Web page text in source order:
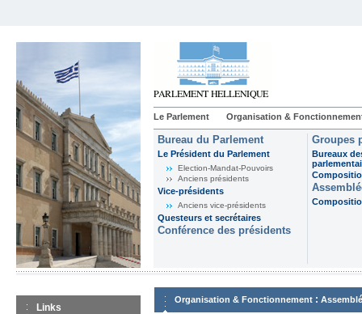
Le Parlement Organisation &
Bureau du Parlement
Le Président du Parlement
Election-Mandat-Pouvoirs
Anciens présidents
Vice-présidents
Anciens vice-présidents
Questeurs et secrétaires
Conférence des présidents
Groupes
Bureaux
Links
Organisation & Fonctionnement :